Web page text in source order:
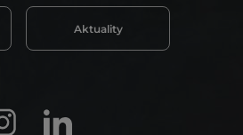
Aktuality
InstagramLinkedIn